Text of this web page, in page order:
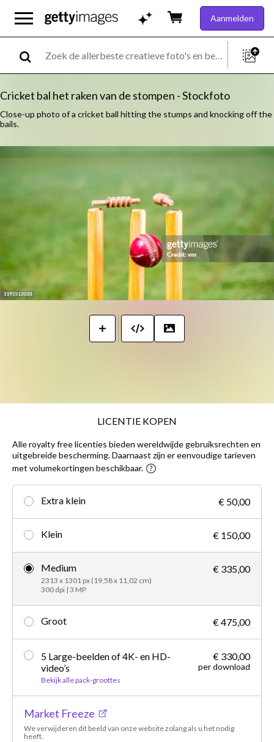
Aanmelden
Cricket bal het raken van de stompen - Stockfoto
Close-up photo of a cricket ball hitting the stumps and knocking off the
bails.
LICENTIE KOPEN
Alle royalty free licenties bieden wereldwijde gebruiksrechten en
uitgebreide bescherming. Daarnaast zijn er eenvoudige tarieven
met volumekortingen beschikbaar.
Extra klein € 50,00
Klein € 150,00
Medium
2313 x 1301 px (19,58 x 11,02 cm)
300 dpi | 3 MP
€ 335,00
Groot € 475,00
5 Large-beelden of 4K- en HD-
video’s
Bekijk alle pack-groottes
€ 330,00
per download
Market Freeze
We verwijderen dit beeld van onze website zolang als u het nodig
heeft.